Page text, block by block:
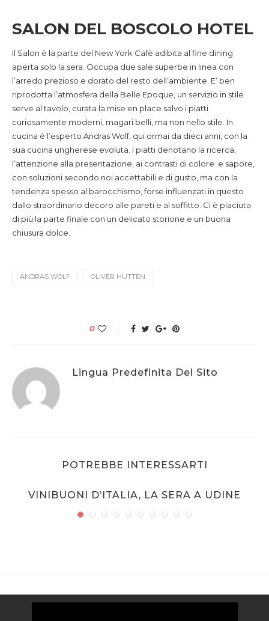
SALON DEL BOSCOLO HOTEL
Il Salon è la parte del New York Cafè adibita al fine dining
aperta solo la sera. Occupa due sale superbe in linea con
l’arredo prezioso e dorato del resto dell’ambiente. E’ ben
riprodotta l’atmosfera della Belle Epoque, un servizio in stile
serve al tavolo, curata la mise en place salvo i piatti
curiosamente moderni, magari belli, ma non nello stile. In
cucina è l’esperto Andras Wolf, qui ormai da dieci anni, con la
sua cucina ungherese evoluta. I piatti denotano la ricerca,
l’attenzione alla presentazione, ai contrasti di colore e sapore,
con soluzioni secondo noi accettabili e di gusto, ma con la
tendenza spesso al barocchismo, forse influenzati in questo
dallo straordinario decoro alle pareti e al soffitto. Ci è piaciuta
di più la parte finale con un delicato storione e un buona
chiusura dolce.
ANDRAS WOLF OLIVER HUTTEN
0
Lingua Predefinita Del Sito
POTREBBE INTERESSARTI
VINIBUONI D’ITALIA, LA SERA A UDINE